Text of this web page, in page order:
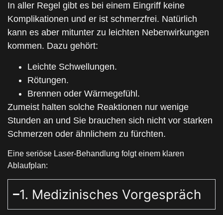
In aller Regel gibt es bei einem Eingriff keine
Komplikationen und er ist schmerzfrei. Natürlich
kann es aber mitunter zu leichten Nebenwirkungen
kommen. Dazu gehört:
Leichte Schwellungen.
Rötungen.
Brennen oder Wärmegefühl.
Zumeist halten solche Reaktionen nur wenige
Stunden an und Sie brauchen sich nicht vor starken
Schmerzen oder ähnlichem zu fürchten.
Eine seriöse Laser-Behandlung folgt einem klaren
Ablaufplan:
1. Medizinisches Vorgespräch